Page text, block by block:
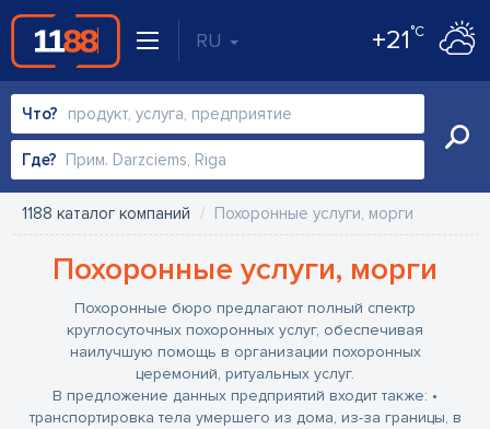
RU +21°C
Что?
Где?
1188 каталог компаний Похоронные услуги, морги
Похоронные услуги, морги
Похоронные бюро предлагают полный спектр
круглосуточных похоронных услуг, обеспечивая
наилучшую помощь в организации похоронных
церемоний, ритуальных услуг.
В предложение данных предприятий входит также: •
транспортировка тела умершего из дома, из-за границы, в